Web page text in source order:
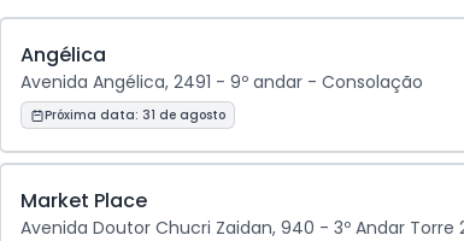
Angélica
Avenida Angélica, 2491 - 9º andar - Consolação
Próxima data: 31 de agosto
Market Place
Avenida Doutor Chucri Zaidan, 940 - 3º Andar Torre